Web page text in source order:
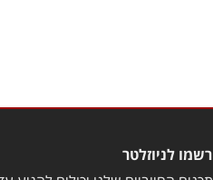
לניוזלטר